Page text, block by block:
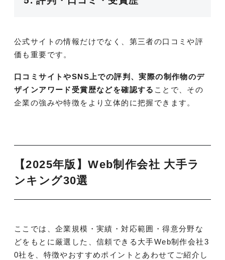
公式サイトの情報だけでなく、第三者の口コミや評
価も重要です。
口コミサイトやSNS上での評判、実際の制作物のデ
ザインアワード受賞歴などを確認する ことで、その
企業の強みや特徴をより立体的に把握できます。
【2025年版】Web制作会社 大手ラ
ンキング30選
ここでは、企業規模・実績・対応範囲・得意分野な
どをもとに厳選した、信頼できる大手Web制作会社3
0社を、特徴やおすすめポイントとあわせてご紹介し